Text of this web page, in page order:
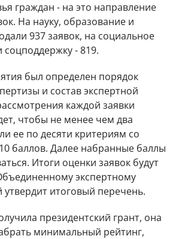
граждан - на это направление
На науку, образование и
937 заявок, на социальное
- 819.
был определен порядок
и состав экспертной
каждой заявки
чтобы не менее чем два
ее по десяти критериям со
баллов. Далее набранные баллы
Итоги оценки заявок будут
экспертному
утвердит итоговый перечень.
президентский грант, она
минимальный рейтинг,